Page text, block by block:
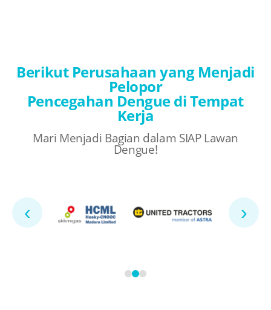
Berikut Perusahaan yang Menjadi
Pelopor
Pencegahan Dengue di Tempat
Kerja
Mari Menjadi Bagian dalam SIAP Lawan
Dengue!
‹ ›